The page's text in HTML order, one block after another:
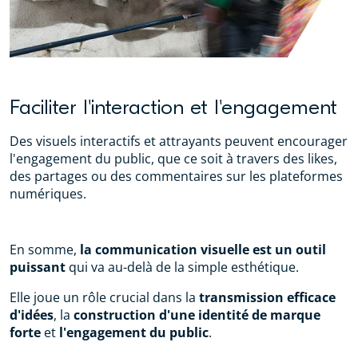
Faciliter l'interaction et l'engagement
Des visuels interactifs et attrayants peuvent encourager
l'engagement du public, que ce soit à travers des likes,
des partages ou des commentaires sur les plateformes
numériques.
En somme, la communication visuelle est un outil
puissant qui va au-delà de la simple esthétique.
Elle joue un rôle crucial dans la transmission efficace
d'idées, la construction d'une identité de marque
forte et l'engagement du public.